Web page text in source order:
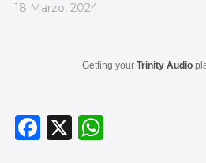
_
18 Marzo, 2024
Getting your Trinity Audio
F
X